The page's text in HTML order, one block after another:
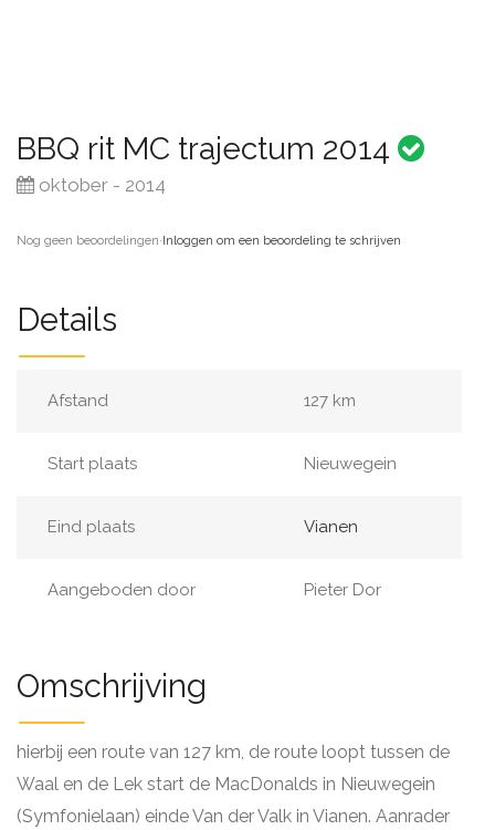
BBQ rit MC trajectum 2014
oktober - 2014
Nog geen beoordelingen·Inloggen om een beoordeling te schrijven
Details
Afstand 127 km
Start plaats Nieuwegein
Eind plaats Vianen
Aangeboden door Pieter Dor
Omschrijving
hierbij een route van 127 km, de route loopt tussen de
Waal en de Lek start de MacDonalds in Nieuwegein
(Symfonielaan) einde Van der Valk in Vianen. Aanrader